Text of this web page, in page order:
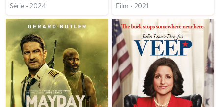
Série • 2024 Film • 2021